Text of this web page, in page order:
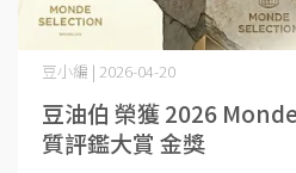
豆油伯 榮獲 2026
質評鑑大賞 金獎
豆小編 | 2026-04-20